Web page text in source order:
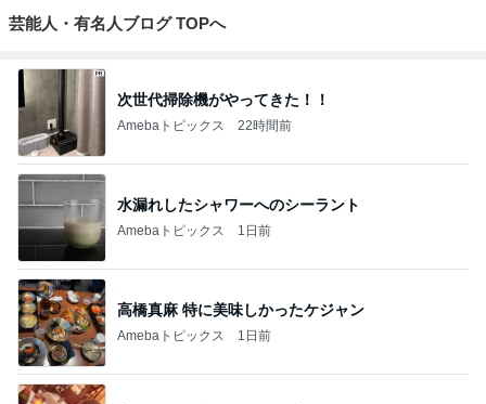
芸能人・有名人ブログ TOPへ
次世代掃除機がやってきた！！
Amebaトピックス 22時間前
水漏れしたシャワーへのシーラント
Amebaトピックス 1日前
高橋真麻 特に美味しかったケジャン
Amebaトピックス 1日前